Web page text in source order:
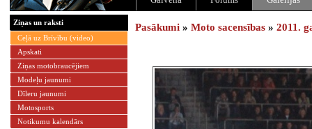
Ziņas un raksti
Ceļā uz Brīvību (video)
Apskati
Ziņas motobraucējiem
Modeļu jaunumi
Dīleru jaunumi
Motosports
Notikumu kalendārs
Pasākumi » Moto sacensības » 2011.